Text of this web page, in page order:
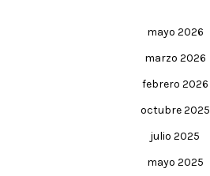
mayo 2026
marzo 2026
febrero 2026
octubre 2025
julio 2025
mayo 2025